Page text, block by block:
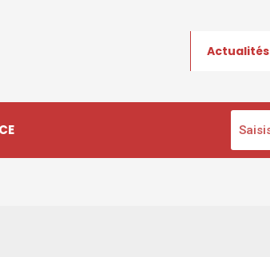
Actualités